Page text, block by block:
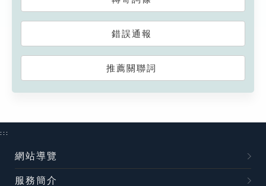
錯誤通報
推薦關聯詞
:::
網站導覽
服務簡介